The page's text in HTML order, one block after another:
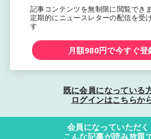
記事コンテンツを無制限に閲覧でき
定期的にニュースレターの配信を受
す
月額980円で今すぐ登
既に会員になっている
ログインはこちらか
会員になっていただく
こんな記事が読み放題